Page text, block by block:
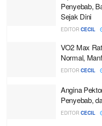
Penyebab,
Sejak Dini
EDITOR CECIL
VO2 Max
Normal,
EDITOR CECIL
Angina
Penyebab,
EDITOR CECIL